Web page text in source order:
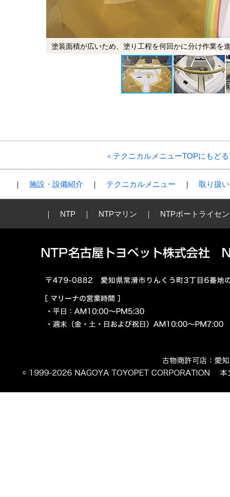
塗装面積が広いため、塗り工程を何回かに分け作業を
＜テクニカルメニューTOPにもどる
｜施設・設備紹介 テクニカルメニュー ｜取り扱
NTP NTPマリン NTPボートライセ